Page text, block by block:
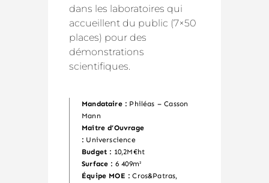
dans les laboratoires qui
accueillent du public (7×50
places) pour des
démonstrations
scientifiques.
Mandataire : Philéas – Casson
Mann
Maître d’Ouvrage
: Universcience
Budget : 10,2M€ht
Surface : 6 409m²
Équipe MOE : Cros&Patras,